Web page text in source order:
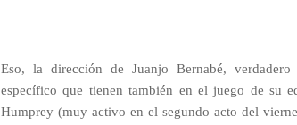
Eso, la dirección de Juanjo Bernabé,
específico que tienen también en el juego de su
Humprey (muy activo en el segundo acto del